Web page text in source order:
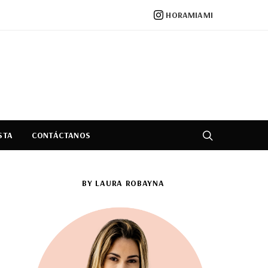
HORAMIAMI
CONTÁCTANOS
BY LAURA ROBAYNA